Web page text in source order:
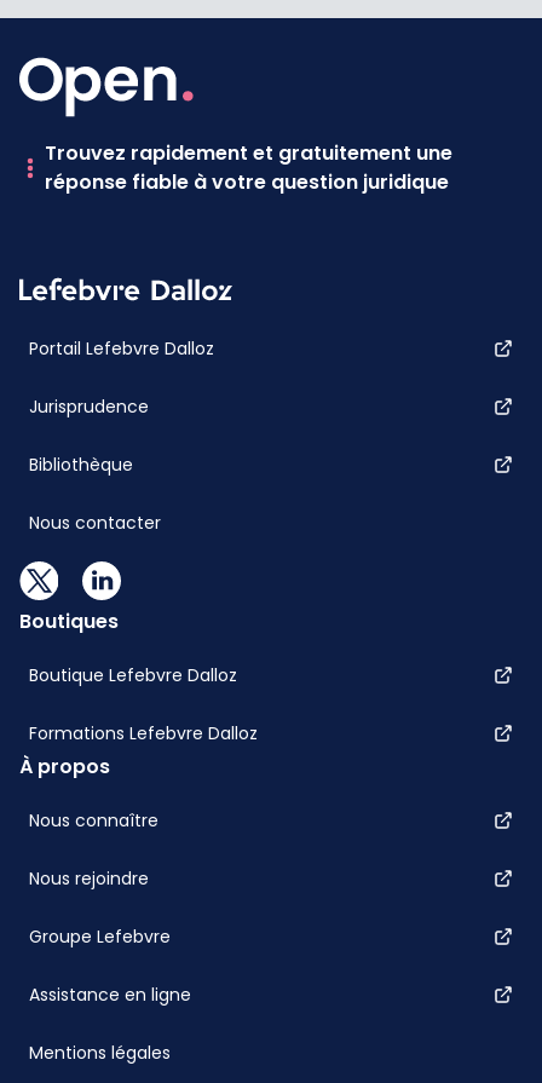
Trouvez rapidement et gratuitement une
réponse fiable à votre question juridique
Portail Lefebvre Dalloz
Jurisprudence
Bibliothèque
Nous contacter
Boutiques
Boutique Lefebvre Dalloz
Formations Lefebvre Dalloz
À propos
Nous connaître
Nous rejoindre
Groupe Lefebvre
Assistance en ligne
Mentions légales